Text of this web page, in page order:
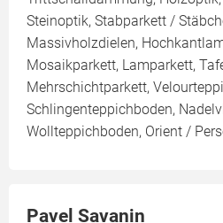
Steinoptik, Stabparkett /
Massivholzdielen,
Mosaikparkett, Lamparkett,
Mehrschichtparkett,
Schlingenteppichboden,
Wollteppichboden, Orient /
Pavel Savanin